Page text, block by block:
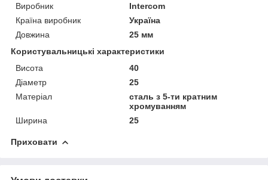
Виробник
Intercom
Країна виробник
Україна
Довжина
25 мм
Користувальницькі характеристики
Висота
40
Діаметр
25
Матеріал
сталь з 5-ти кратним
хромуванням
Ширина
25
Приховати